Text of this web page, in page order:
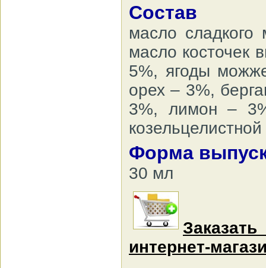
Состав
масло
масло косточек
5%, ягоды
орех – 3%,
3%, лимон –
Форма
30 мл
интернет-